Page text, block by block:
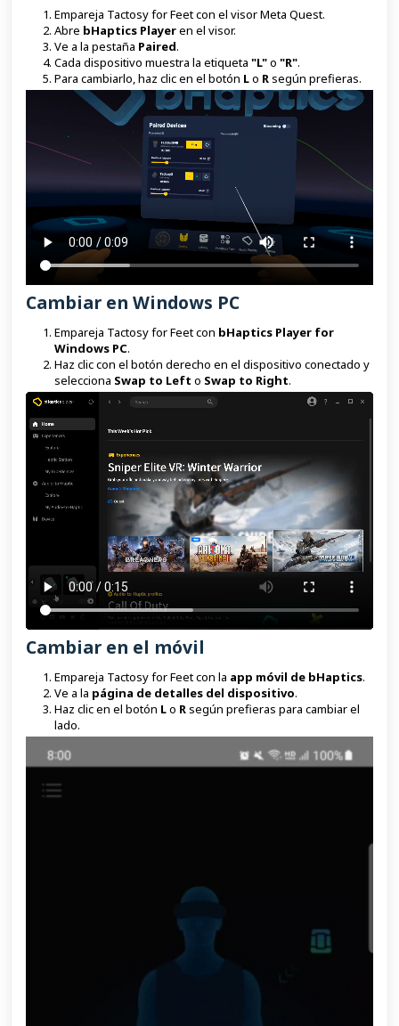
Empareja Tactosy for Feet con el visor Meta Quest.
Abre bHaptics Playeren el visor.
Ve a la pestaña Paired.
Cada dispositivo muestra la etiqueta "L"o "R".
Para cambiarlo, haz clic en el botón Lo R según prefieras.
Cambiar en Windows PC
Empareja Tactosy for Feet con bHaptics Player for
Windows PC.
Haz clic con el botón derecho en el dispositivo conectado y
selecciona Swap to Left o Swap to Right.
Cambiar en el móvil
Empareja Tactosy for Feet con la app móvil de bHaptics.
Ve a la página de detalles del dispositivo.
Haz clic en el botón Lo R según prefieras para cambiar el
lado.